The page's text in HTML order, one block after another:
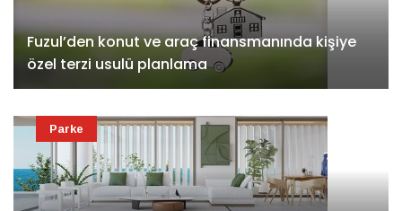
Fuzul’den konut ve araç finansmanında kişiye
özel terzi usulü planlama
Parke